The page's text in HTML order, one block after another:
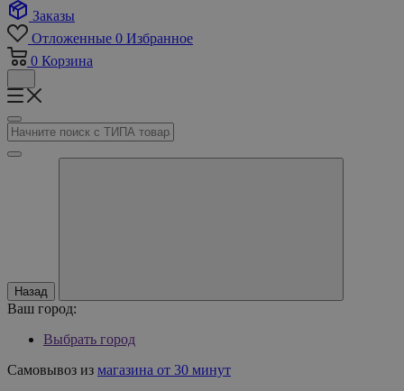
Заказы
Отложенные 0 Избранное
0 Корзина
Назад
Ваш город:
Выбрать город
Самовывоз из магазина от 30 минут